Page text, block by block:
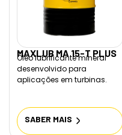
MAXLUB MA 15-T PLUS
Óleo lubrificante mineral
desenvolvido para
aplicações em turbinas.
SABER MAIS